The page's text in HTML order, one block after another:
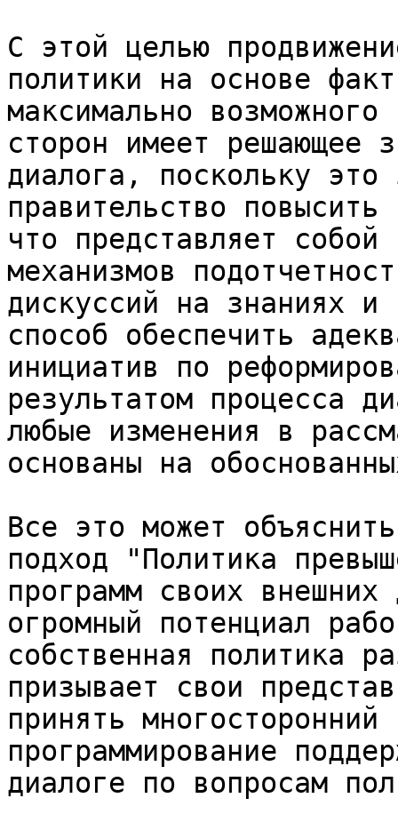
С этой целью
политики на основе
максимально возможного
сторон имеет решающее
диалога, поскольку это
правительство
что представляет
механизмов
дискуссий на знаниях
способ обеспечить
инициатив по
результатом процесса
любые изменения в
основаны на
Все это может
подход "Политика
программ своих
огромный потенциал
собственная политика
призывает свои
принять
программирование
диалоге по вопросам